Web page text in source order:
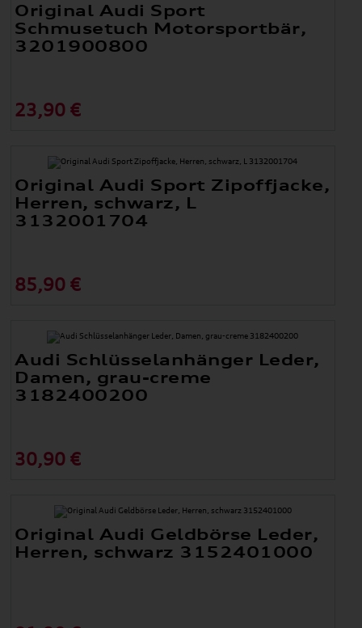
Original Audi Sport
Schmusetuch Motorsportbär,
3201900800
23,90 €
Original Audi Sport Zipoffjacke,
Herren, schwarz, L
3132001704
85,90 €
Audi Schlüsselanhänger Leder,
Damen, grau-creme
3182400200
30,90 €
Original Audi Geldbörse Leder,
Herren, schwarz 3152401000